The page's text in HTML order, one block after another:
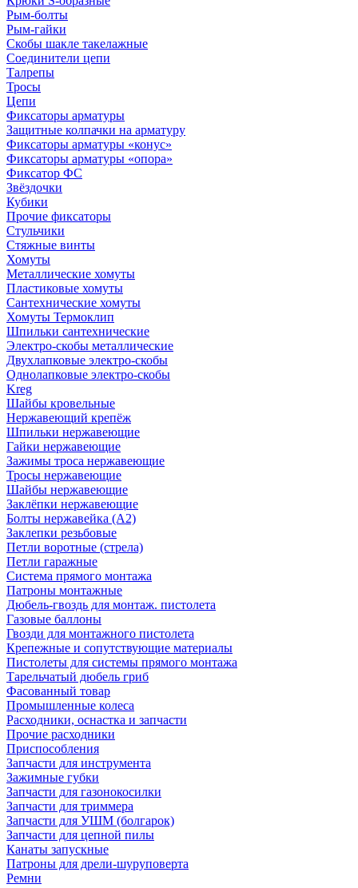
Рым-болты
Рым-гайки
Скобы шакле такелажные
Соединители цепи
Талрепы
Тросы
Цепи
Фиксаторы арматуры
Защитные колпачки на арматуру
Фиксаторы арматуры «конус»
Фиксаторы арматуры «опора»
Фиксатор ФС
Звёздочки
Кубики
Прочие фиксаторы
Стульчики
Стяжные винты
Хомуты
Металлические хомуты
Пластиковые хомуты
Сантехнические хомуты
Хомуты Термоклип
Шпильки сантехнические
Электро-скобы металлические
Двухлапковые электро-скобы
Однолапковые электро-скобы
Kreg
Шайбы кровельные
Нержавеющий крепёж
Шпильки нержавеющие
Гайки нержавеющие
Зажимы троса нержавеющие
Тросы нержавеющие
Шайбы нержавеющие
Заклёпки нержавеющие
Болты нержавейка (А2)
Заклепки резьбовые
Петли воротные (стрела)
Петли гаражные
Система прямого монтажа
Патроны монтажные
Дюбель-гвоздь для монтаж. пистолета
Газовые баллоны
Гвозди для монтажного пистолета
Крепежные и сопутствующие материалы
Пистолеты для системы прямого монтажа
Тарельчатый дюбель гриб
Фасованный товар
Промышленные колеса
Расходники, оснастка и запчасти
Прочие расходники
Приспособления
Запчасти для инструмента
Зажимные губки
Запчасти для газонокосилки
Запчасти для триммера
Запчасти для УШМ (болгарок)
Запчасти для цепной пилы
Канаты запускные
Патроны для дрели-шуруповерта
Ремни